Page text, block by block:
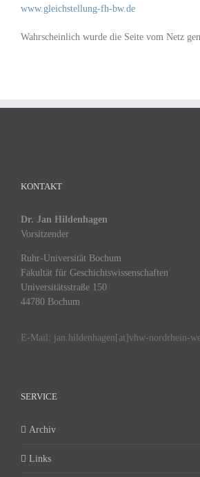
www.gleichstellung-fh-bw.de
Wahrscheinlich wurde die Seite vom Netz
KONTAKT
Dr. Jan Hildenhagen
Vorsitzender
Ruhr-Universität Bochum
Fakultät für Geschichtswissenschaften
Universitätsstraße 150
44780 Bochum
E-Mail: jan.hildenhagen[at]vhw-nordrhein-
SERVICE
Archiv
Links